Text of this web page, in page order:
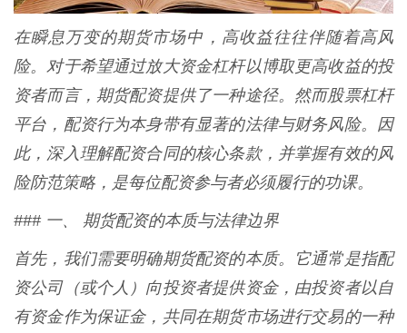
在瞬息万变的期货市场中，高收益往往伴随着高风
险。对于希望通过放大资金杠杆以博取更高收益的投
资者而言，期货配资提供了一种途径。然而股票杠杆
平台，配资行为本身带有显著的法律与财务风险。因
此，深入理解配资合同的核心条款，并掌握有效的风
险防范策略，是每位配资参与者必须履行的功课。
### 一、 期货配资的本质与法律边界
首先，我们需要明确期货配资的本质。它通常是指配
资公司（或个人）向投资者提供资金，由投资者以自
有资金作为保证金，共同在期货市场进行交易的一种